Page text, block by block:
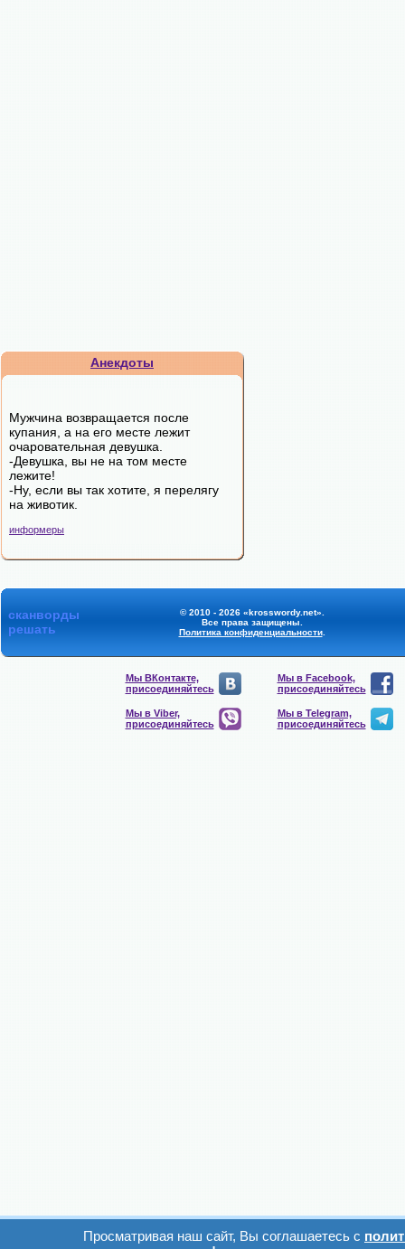
Анекдоты
Мужчина возвращается после
купания, а на его месте лежит
очаровательная девушка.
-Девушка, вы не на том месте
лежите!
-Ну, если вы так хотите, я перелягу
на животик.
информеры
сканворды
решать
© 2010 - 2026 «krosswordy.net».
Все права защищены.
Политика конфиденциальности.
Мы ВКонтакте,
присоединяйтесь
Мы в Facebook,
присоединяйтесь
Мы в Viber,
присоединяйтесь
Мы в Telegram,
присоединяйтесь
Просматривая наш сайт, Вы соглашаетесь с